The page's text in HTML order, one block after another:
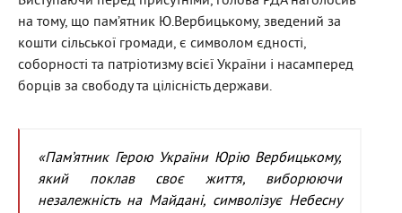
на тому, що пам’ятник Ю.Вербицькому, зведений за
кошти сільської громади, є символом єдності,
соборності та патріотизму всієї України і насамперед
борців за свободу та цілісність держави.
«Пам’ятник Герою України Юрію Вербицькому,
який поклав своє життя, виборюючи
незалежність на Майдані, символізує Небесну